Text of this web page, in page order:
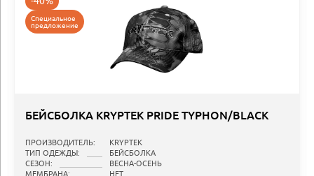
Специальное
предложение
БЕЙСБОЛКА KRYPTEK PRIDE TYPHON/BLACK
ПРОИЗВОДИТЕЛЬ:
KRYPTEK
ТИП ОДЕЖДЫ:
БЕЙСБОЛКА
СЕЗОН:
ВЕСНА-ОСЕНЬ
МЕМБРАНА:
НЕТ